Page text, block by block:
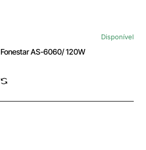
Disponível
AS-6060/ 120W